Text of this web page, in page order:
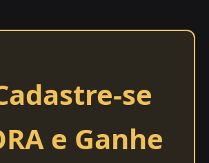
se
e Ganhe